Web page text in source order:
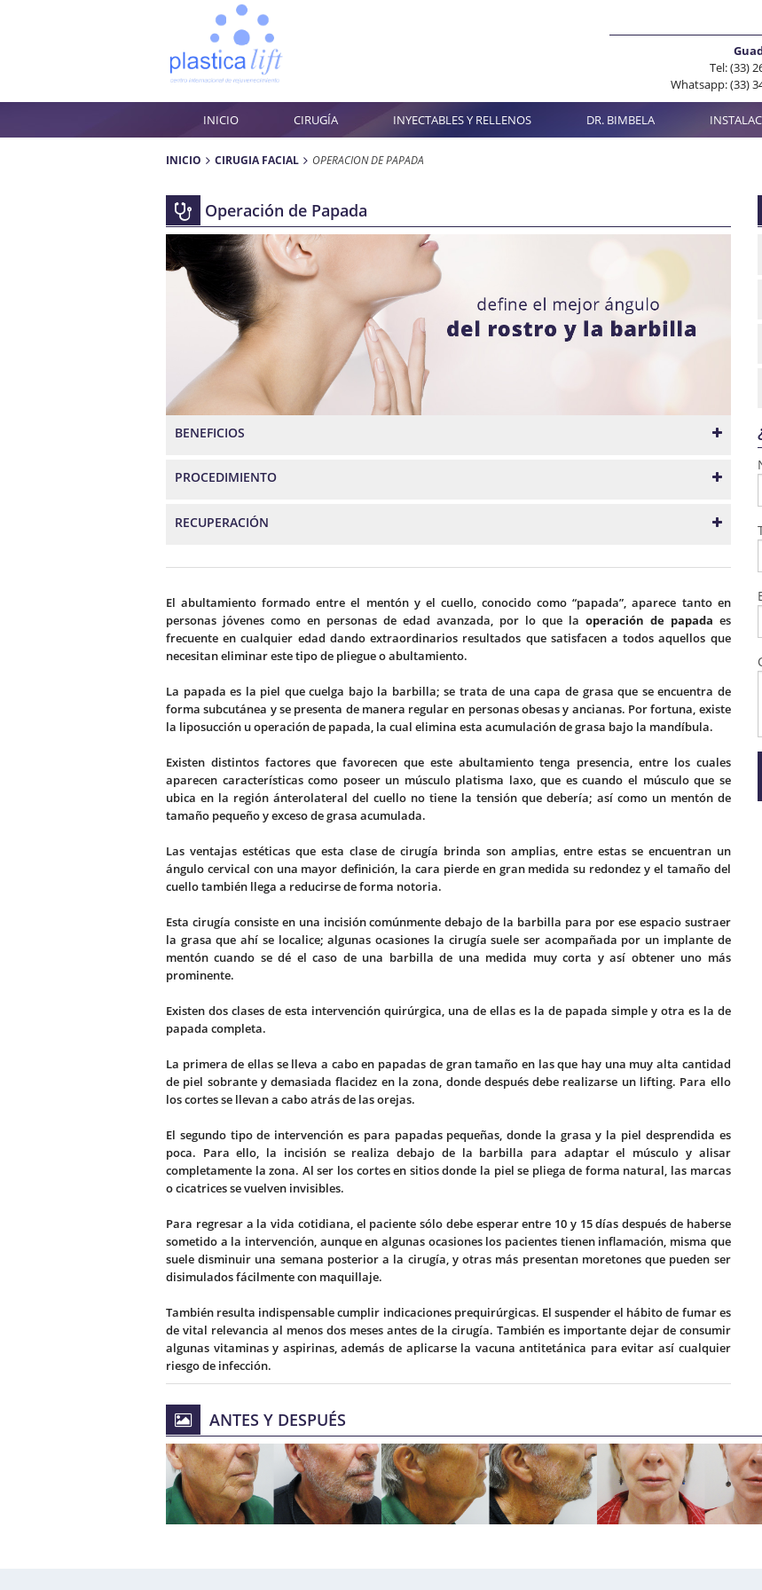
Tel: (33)
Whatsapp: (33)
INICIO CIRUGÍA INYECTABLES Y RELLENOS DR. BIMBELA
INICIO CIRUGÍA FACIAL OPERACIÓN DE PAPADA
Operación de Papada
BENEFICIOS
PROCEDIMIENTO
RECUPERACIÓN
El abultamiento formado entre el mentón y el cuello, conocido como “papada”, aparece tanto en
personas jóvenes como en personas de edad avanzada, por lo que la operación de papada es
frecuente en cualquier edad dando extraordinarios resultados que satisfacen a todos aquellos que
necesitan eliminar este tipo de pliegue o abultamiento.
La papada es la piel que cuelga bajo la barbilla; se trata de una capa de grasa que se encuentra de
forma subcutánea y se presenta de manera regular en personas obesas y ancianas. Por fortuna, existe
la liposucción u operación de papada, la cual elimina esta acumulación de grasa bajo la mandíbula.
Existen distintos factores que favorecen que este abultamiento tenga presencia, entre los cuales
aparecen características como poseer un músculo platisma laxo, que es cuando el músculo que se
ubica en la región ánterolateral del cuello no tiene la tensión que debería; así como un mentón de
tamaño pequeño y exceso de grasa acumulada.
Las ventajas estéticas que esta clase de cirugía brinda son amplias, entre estas se encuentran un
ángulo cervical con una mayor definición, la cara pierde en gran medida su redondez y el tamaño del
cuello también llega a reducirse de forma notoria.
Esta cirugía consiste en una incisión comúnmente debajo de la barbilla para por ese espacio sustraer
la grasa que ahí se localice; algunas ocasiones la cirugía suele ser acompañada por un implante de
mentón cuando se dé el caso de una barbilla de una medida muy corta y así obtener uno más
prominente.
Existen dos clases de esta intervención quirúrgica, una de ellas es la de papada simple y otra es la de
papada completa.
La primera de ellas se lleva a cabo en papadas de gran tamaño en las que hay una muy alta cantidad
de piel sobrante y demasiada flacidez en la zona, donde después debe realizarse un lifting. Para ello
los cortes se llevan a cabo atrás de las orejas.
El segundo tipo de intervención es para papadas pequeñas, donde la grasa y la piel desprendida es
poca. Para ello, la incisión se realiza debajo de la barbilla para adaptar el músculo y alisar
completamente la zona. Al ser los cortes en sitios donde la piel se pliega de forma natural, las marcas
o cicatrices se vuelven invisibles.
Para regresar a la vida cotidiana, el paciente sólo debe esperar entre 10 y 15 días después de haberse
sometido a la intervención, aunque en algunas ocasiones los pacientes tienen inflamación, misma que
suele disminuir una semana posterior a la cirugía, y otras más presentan moretones que pueden ser
disimulados fácilmente con maquillaje.
También resulta indispensable cumplir indicaciones prequirúrgicas. El suspender el hábito de fumar es
de vital relevancia al menos dos meses antes de la cirugía. También es importante dejar de consumir
algunas vitaminas y aspirinas, además de aplicarse la vacuna antitetánica para evitar así cualquier
riesgo de infección.
ANTES Y DESPUÉS